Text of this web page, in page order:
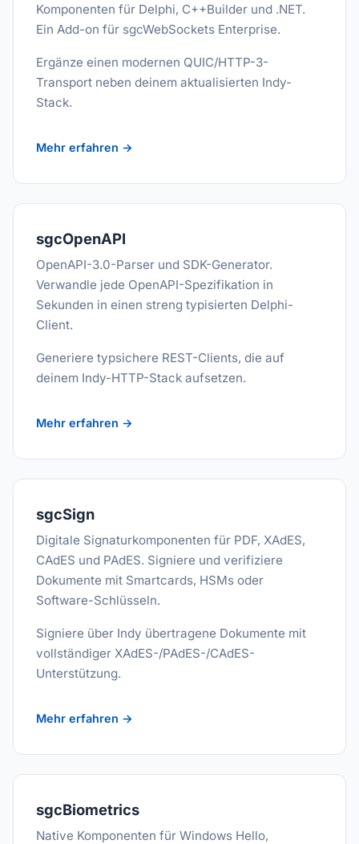
Komponenten für Delphi, C++Builder und .NET.
Ein Add-on für sgcWebSockets Enterprise.
Ergänze einen modernen QUIC/HTTP-3-
Transport neben deinem aktualisierten Indy-
Stack.
Mehr erfahren →
sgcOpenAPI
OpenAPI-3.0-Parser und SDK-Generator.
Verwandle jede OpenAPI-Spezifikation in
Sekunden in einen streng typisierten Delphi-
Client.
Generiere typsichere REST-Clients, die auf
deinem Indy-HTTP-Stack aufsetzen.
Mehr erfahren →
sgcSign
Digitale Signaturkomponenten für PDF, XAdES,
CAdES und PAdES. Signiere und verifiziere
Dokumente mit Smartcards, HSMs oder
Software-Schlüsseln.
Signiere über Indy übertragene Dokumente mit
vollständiger XAdES-/PAdES-/CAdES-
Unterstützung.
Mehr erfahren →
sgcBiometrics
Native Komponenten für Windows Hello,